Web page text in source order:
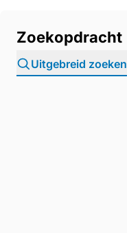
Zoekopdracht
Uitgebreid zoeken